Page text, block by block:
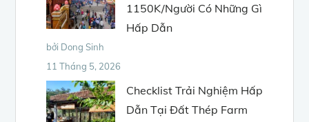
1150K/Người Có Những Gì
Hấp Dẫn
bởi Dong Sinh
11 Tháng 5, 2026
Checklist Trải Nghiệm Hấp
Dẫn Tại Đất Thép Farm